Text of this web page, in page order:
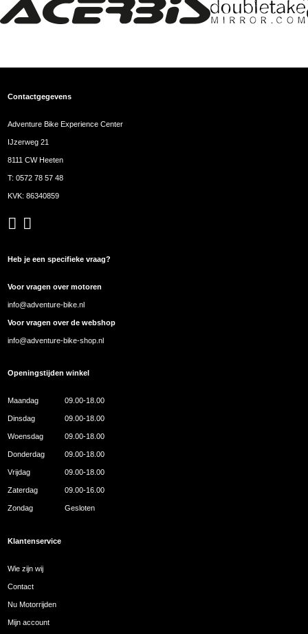
Contactgegevens
Adventure Bike Experience Center
IJzerweg 21
8111 CW Heeten
T:0572 78 57 48
KVK: 86340859
Heb je een specifieke vraag?
Voor vragen over motoren
info@adventure-bike.nl
Voor vragen over de webshop
info@adventure-bike-shop.nl
Openingstijden winkel
Maandag 09.00-18.00
Dinsdag 09.00-18.00
Woensdag 09.00-18.00
Donderdag 09.00-18.00
Vrijdag 09.00-18.00
Zaterdag 09.00-16.00
Zondag Gesloten
Klantenservice
Wie zijn wij
Contact
Nu Motorrijden
Mijn account